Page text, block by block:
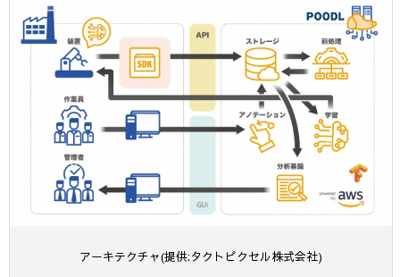
アーキテクチャ(提供:タクトピクセル株式会社)